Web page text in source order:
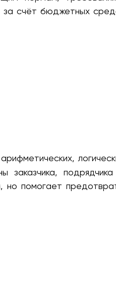
за счёт бюджетных
подрядчика
но помогает